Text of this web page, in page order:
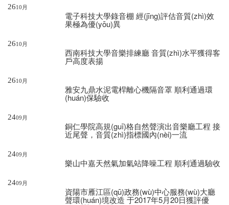
2610月
電子科技大學錄音棚 經(jīng)評估音質(zhì)效
果極為優(yōu)異
2610月
西南科技大學音樂排練廳音質(zhì)水平獲得客
戶高度表揚
2610月
雅安九鼎水泥電桿離心機隔音罩 順利通過環
(huán)保驗收
2409月
銅仁學院高規(guī)格自然聲演出音樂廳工程 接
近尾聲，音質(zhì)指標國內(nèi)一流
2409月
樂山中嘉天然氣加氣站降噪工程 順利通過驗收
2409月
資陽市雁江區(qū)政務(wù)中心服務(wù)大廳
聲環(huán)境改造 于2017年5月20日獲評優